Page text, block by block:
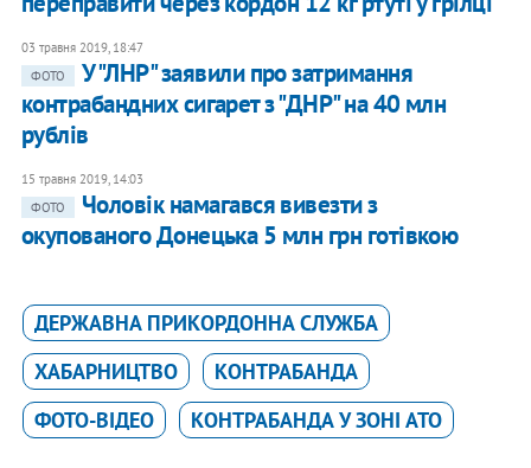
03 травня 2019, 18:47
ФОТО
У "ЛНР" заявили про затримання
контрабандних сигарет з "ДНР" на 40 млн
рублів
15 травня 2019, 14:03
ФОТО
Чоловік намагався вивезти з
окупованого Донецька 5 млн грн готівкою
ДЕРЖАВНА ПРИКОРДОННА СЛУЖБА
ХАБАРНИЦТВО
КОНТРАБАНДА
ФОТО-ВІДЕО
КОНТРАБАНДА У ЗОНІ АТО